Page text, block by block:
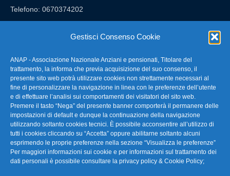
Gestisci Consenso Cookie
ANAP - Associazione Nazionale Anziani e pensionati, Titolare del
trattamento, la informa che previa acquisizione del suo consenso, il
presente sito web potrà utilizzare cookies non strettamente necessari al
fine di personalizzare la navigazione in linea con le preferenze dell’utente
e di effettuare l’analisi sui comportamenti dei visitatori del sito web.
Premere il tasto “Nega” del presente banner comporterà il permanere delle
impostazioni di default e dunque la continuazione della navigazione
utilizzando soltanto cookies tecnici. È possibile acconsentire all’utilizzo di
tutti i cookies cliccando su “Accetta” oppure abilitarne soltanto alcuni
esprimendo le proprie preferenze nella sezione “Visualizza le preferenze”
Per maggiori informazioni sui cookie e per informazioni sul trattamento dei
dati personali è possibile consultare la privacy policy & Cookie Policy;
Telefono: 0670374202
FAQ – Domande Frequenti
La nostra Newsletter
Link Utili
TG Confartigianato
Privacy & Cookie Policy